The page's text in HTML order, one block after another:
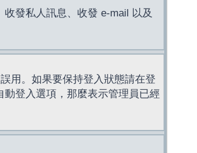
發私人訊息、收發 e-mail 以及
用。如果要保持登入狀態請在登
登入選項，那麼表示管理員已經